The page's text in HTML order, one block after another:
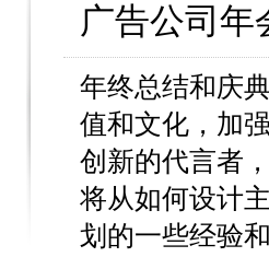
广告公司年
年终总结和庆
值和文化，加
创新的代言者
将从如何设计
划的一些经验